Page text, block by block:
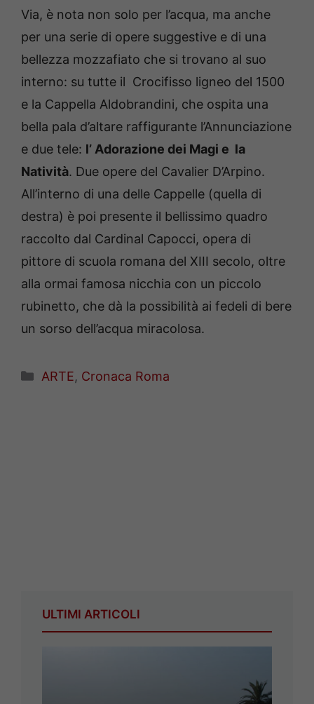
Via, è nota non solo per l’acqua, ma anche
per una serie di opere suggestive e di una
bellezza mozzafiato che si trovano al suo
interno: su tutte il Crocifisso ligneo del 1500
e la Cappella Aldobrandini, che ospita una
bella pala d’altare raffigurante l’Annunciazione
e due tele: l’ Adorazione dei Magi e la
Natività. Due opere del Cavalier D’Arpino.
All’interno di una delle Cappelle (quella di
destra) è poi presente il bellissimo quadro
raccolto dal Cardinal Capocci, opera di
pittore di scuola romana del XIII secolo, oltre
alla ormai famosa nicchia con un piccolo
rubinetto, che dà la possibilità ai fedeli di bere
un sorso dell’acqua miracolosa.
Categorie
ARTE, Cronaca Roma
ULTIMI ARTICOLI